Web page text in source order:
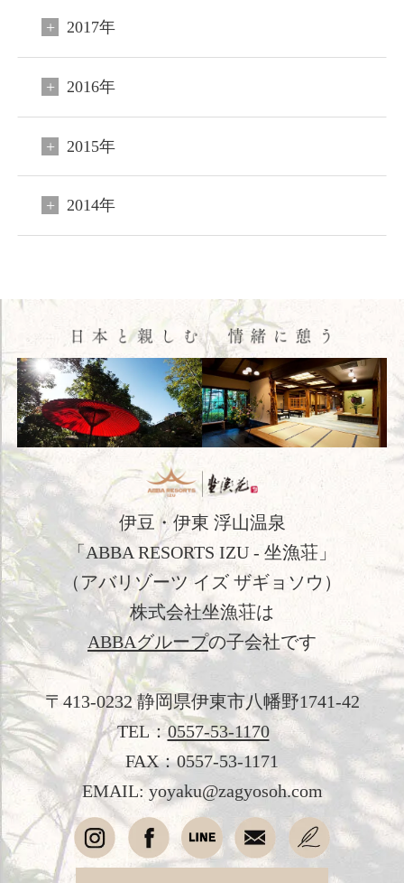
2017年
2016年
2015年
2014年
伊豆・伊東 浮山温泉
「ABBA RESORTS IZU - 坐漁荘」
（アバリゾーツ イズ ザギョソウ）
株式会社坐漁荘は
ABBAグループの子会社です
〒413-0232 静岡県伊東市八幡野1741-42
TEL：0557-53-1170
FAX：0557-53-1171
EMAIL: yoyaku@zagyosoh.com
HOME
料理
館内施設
アクセス
新着情報
日本文化体験
観光のご案内
フォトギャラリー
おすすめ宿泊プラン
お問い合わせ
よくあるご質問
プライバシーポリシー
会社概要
採用情報
愛犬と過ごす
オンラインショップ